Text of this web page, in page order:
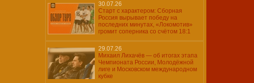
30.07.26
Старт с характером: Сборная
Россия вырывает победу на
последних минутах, «Локомотив»
громит соперника со счётом 18:1
29.07.26
Михаил Лихачёв — об итогах этапа
Чемпионата России, Молодёжной
лиге и Московском международном
кубке